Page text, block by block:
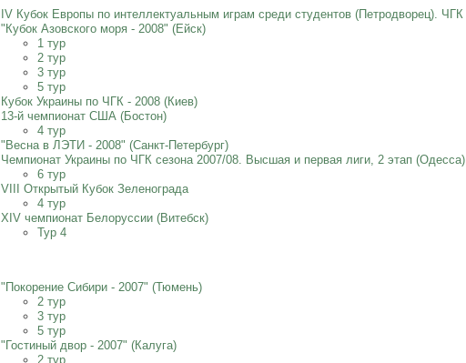
IV Кубок Европы по интеллектуальным играм среди студентов (Петродворец). ЧГК
"Кубок Азовского моря - 2008" (Ейск)
1 тур
2 тур
3 тур
5 тур
Кубок Украины по ЧГК - 2008 (Киев)
13-й чемпионат США (Бостон)
4 тур
"Весна в ЛЭТИ - 2008" (Санкт-Петербург)
Чемпионат Украины по ЧГК сезона 2007/08. Высшая и первая лиги, 2 этап (Одесса)
6 тур
VIII Открытый Кубок Зеленограда
4 тур
XIV чемпионат Белоруссии (Витебск)
Тур 4
"Покорение Сибири - 2007" (Тюмень)
2 тур
3 тур
5 тур
"Гостиный двор - 2007" (Калуга)
2 тур